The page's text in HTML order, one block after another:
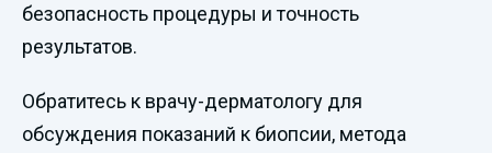
безопасность процедуры и точность
результатов.
Обратитесь к врачу-дерматологу для
обсуждения показаний к биопсии, метода